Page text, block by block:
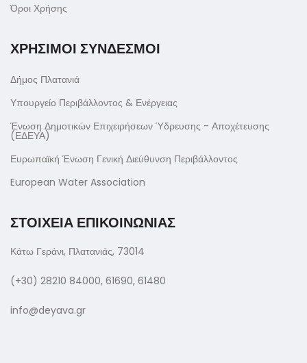
Όροι Χρήσης
ΧΡΗΣΙΜΟΙ ΣΥΝΔΕΣΜΟΙ
Δήμος Πλατανιά
Υπουργείο Περιβάλλοντος & Ενέργειας
Ένωση Δημοτικών Επιχειρήσεων Ύδρευσης - Αποχέτευσης
(ΕΔΕΥΑ)
Ευρωπαϊκή Ένωση Γενική Διεύθυνση Περιβάλλοντος
European Water Association
ΣΤΟΙΧΕΙΑ ΕΠΙΚΟΙΝΩΝΙΑΣ
Κάτω Γεράνι, Πλατανιάς, 73014
(+30) 28210 84000, 61690, 61480
info@deyava.gr